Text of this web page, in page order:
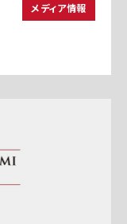
メディア情報